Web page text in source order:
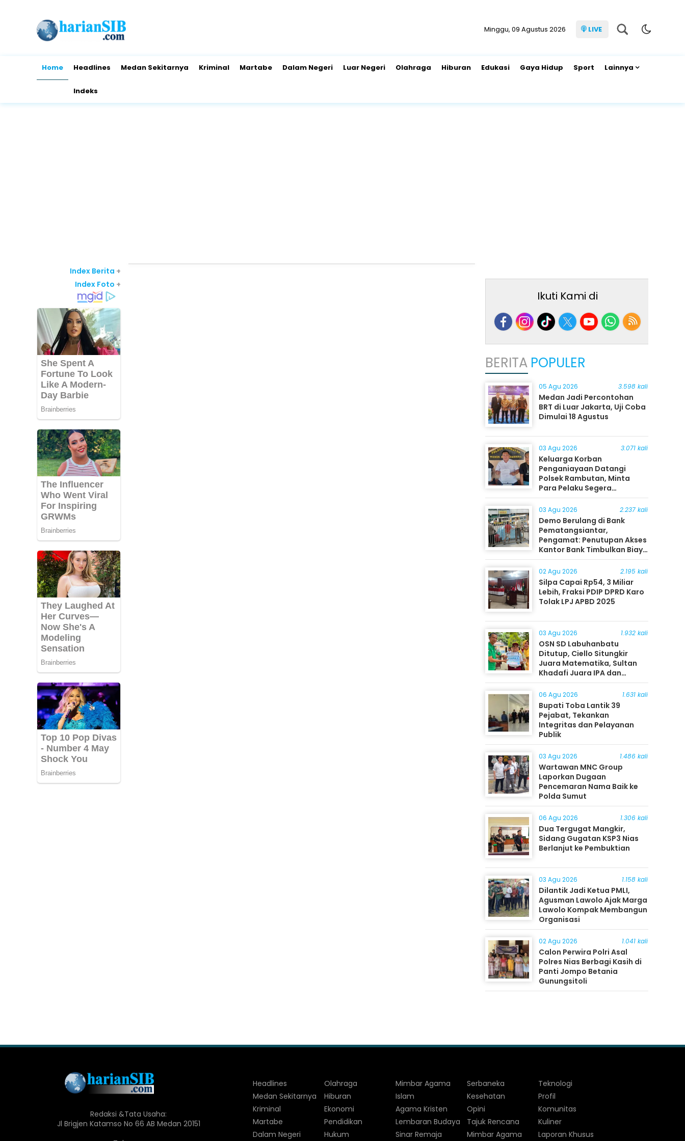
Minggu, 09 Agustus 2026 LIVE
Home Headlines Medan Sekitarnya Kriminal Martabe Dalam Negeri Luar Negeri Olahraga Hiburan Edukasi Gaya Hidup Sport Lainnya
Indeks
Index Berita +
Index Foto +
Ikuti Kami di
BERITA POPULER
05 Agu 2026 3.598 kali
Medan Jadi Percontohan
BRT di Luar Jakarta, Uji Coba
Dimulai 18 Agustus
03 Agu 2026 3.071 kali
Keluarga Korban
Penganiayaan Datangi
Polsek Rambutan, Minta
Para Pelaku Segera
Ditangkap
03 Agu 2026 2.237 kali
Demo Berulang di Bank
Pematangsiantar,
Pengamat: Penutupan Akses
Kantor Bank Timbulkan Biaya
Ekonomi bagi Masyarakat
02 Agu 2026 2.195 kali
Silpa Capai Rp54, 3 Miliar
Lebih, Fraksi PDIP DPRD Karo
Tolak LPJ APBD 2025
03 Agu 2026 1.932 kali
OSN SD Labuhanbatu
Ditutup, Ciello Situngkir
Juara Matematika, Sultan
Khadafi Juara IPA dan
Timothy Rangkuti Juara IPS
06 Agu 2026 1.631 kali
Bupati Toba Lantik 39
Pejabat, Tekankan
Integritas dan Pelayanan
Publik
03 Agu 2026 1.486 kali
Wartawan MNC Group
Laporkan Dugaan
Pencemaran Nama Baik ke
Polda Sumut
06 Agu 2026 1.306 kali
Dua Tergugat Mangkir,
Sidang Gugatan KSP3 Nias
Berlanjut ke Pembuktian
03 Agu 2026 1.158 kali
Dilantik Jadi Ketua PMLI,
Agusman Lawolo Ajak Marga
Lawolo Kompak Membangun
Organisasi
02 Agu 2026 1.041 kali
Calon Perwira Polri Asal
Polres Nias Berbagi Kasih di
Panti Jompo Betania
Gunungsitoli
Redaksi &Tata Usaha:
Jl Brigjen Katamso No 66 AB Medan 20151
Headlines
Medan Sekitarnya
Kriminal
Martabe
Dalam Negeri
Olahraga
Hiburan
Ekonomi
Pendidikan
Hukum
Mimbar Agama
Islam
Agama Kristen
Lembaran Budaya
Sinar Remaja
Serbaneka
Kesehatan
Opini
Tajuk Rencana
Mimbar Agama
Teknologi
Profil
Komunitas
Kuliner
Laporan Khusus